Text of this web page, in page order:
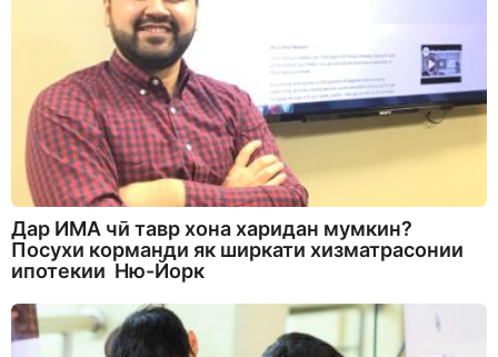
Дар ИМА чӣ тавр хона харидан мумкин?
Посухи корманди як ширкати хизматрасонии
ипотекии Ню-Йорк